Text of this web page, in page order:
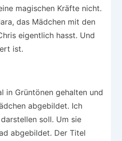
magischen Kräfte nicht.
das Mädchen mit den
eigentlich hasst. Und
ist.
in Grüntönen gehalten und
abgebildet. Ich
soll. Um sie
abgebildet. Der Titel